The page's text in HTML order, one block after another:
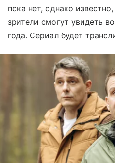
пока нет, однако
зрители смогут увидеть
года. Сериал будет